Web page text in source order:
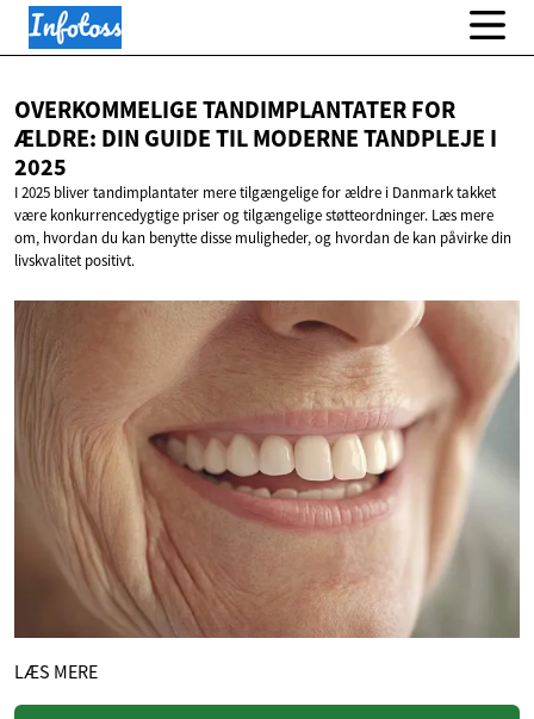
OVERKOMMELIGE TANDIMPLANTATER FOR
ÆLDRE: DIN GUIDE TIL MODERNE TANDPLEJE I
2025
I 2025 bliver tandimplantater mere tilgængelige for ældre i Danmark takket
være konkurrencedygtige priser og tilgængelige støtteordninger. Læs mere
om, hvordan du kan benytte disse muligheder, og hvordan de kan påvirke din
livskvalitet positivt.
LÆS MERE